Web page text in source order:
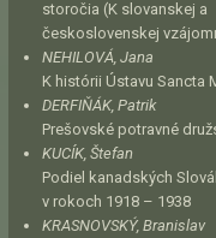
storočia (K slovanskej a
československej
NEHILOVÁ, Jana
K histórii Ústavu Sancta
DERFIŇÁK, Patrik
Prešovské potravné
KUCÍK, Štefan
Podiel kanadských
v rokoch 1918 – 1938
KRASNOVSKÝ, Branislav